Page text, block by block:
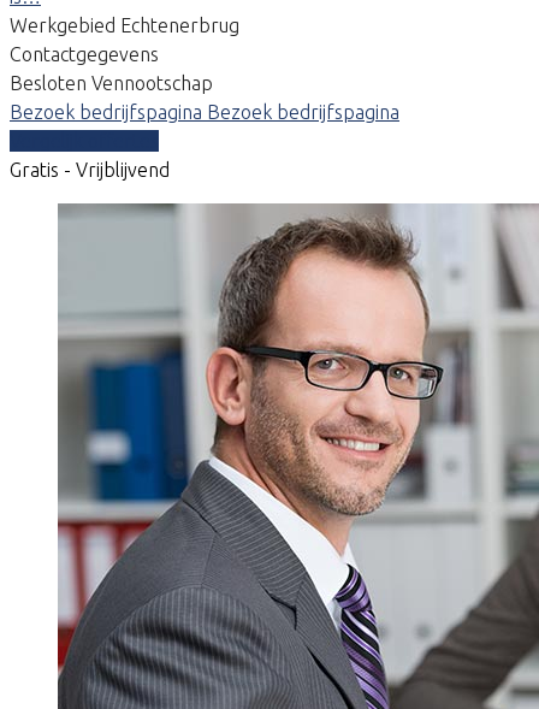
Werkgebied Echtenerbrug
Contactgegevens
Besloten Vennootschap
Bezoek bedrijfspagina Bezoek bedrijfspagina
Gratis - Vrijblijvend